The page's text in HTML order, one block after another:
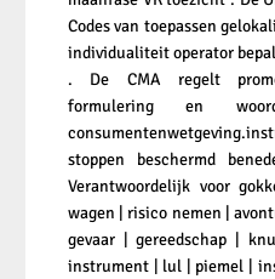
Codes van toepassen
individualiteit operator
. De CMA regelt
formulering en
stoppen beschermd
Verantwoordelijk voor
wagen | risico nemen |
gevaar | gereedschap |
instrument | lul | piemel |